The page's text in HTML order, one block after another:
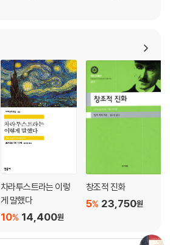
차라투스트라는 이렇
게 말했다
10% 14,400원
창조적 진화
5% 23,750원